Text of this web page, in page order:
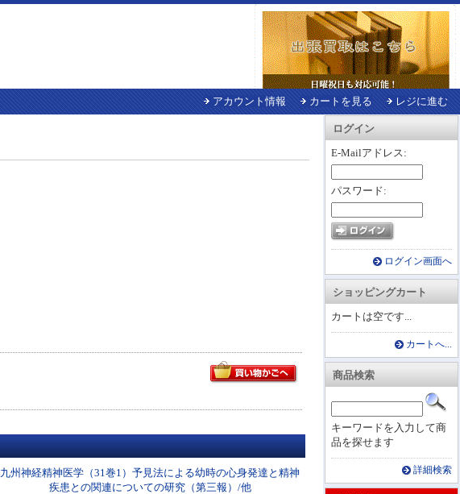
アカウント情報 カートを見る レジに進む
ログイン
E-Mailアドレス:
パスワード:
ログイン画面へ
ショッピングカート
カートは空です...
カートへ...
商品検索
キーワードを入力して商
品を探せます
詳細検索
九州神経精神医学（31巻1）予見法による幼時の心身発達と精神
疾患との関連についての研究（第三報）/他